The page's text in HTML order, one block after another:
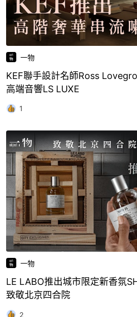
一物
KEF聯手設計名師Ross
高端音響LS LUXE
1
一物
LE LABO推出城市限定新香氛
致敬北京四合院
2